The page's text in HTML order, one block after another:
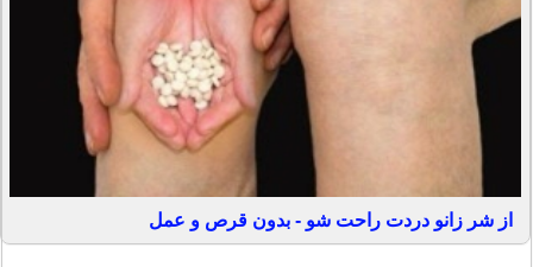
از شر زانو دردت راحت شو - بدون قرص و عمل